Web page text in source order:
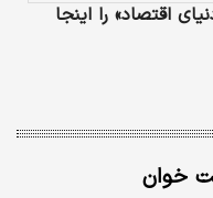
اقتصاد» را اینجا
خوان